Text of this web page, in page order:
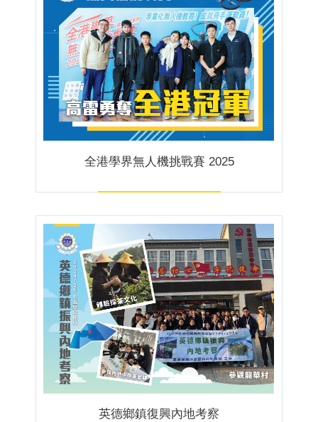
全港學界無人機挑戰賽 2025
英德鄉鎮復興內地考察